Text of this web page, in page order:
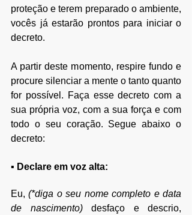
proteção e terem preparado o ambiente,
vocês já estarão prontos para iniciar o
decreto.
A partir deste momento, respire fundo e
procure silenciar a mente o tanto quanto
for possível. Faça esse decreto com a
sua própria voz, com a sua força e com
todo o seu coração. Segue abaixo o
decreto:
▪ Declare em voz alta:
Eu, (*diga o seu nome completo e data
de nascimento) desfaço e descrio,